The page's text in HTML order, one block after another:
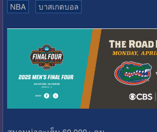
NBA บาสเกตบอล